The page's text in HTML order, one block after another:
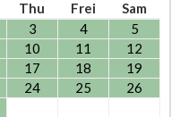
Thu Frei
Sam
3 4
5
10 11
12
17 18
19
24 25
26